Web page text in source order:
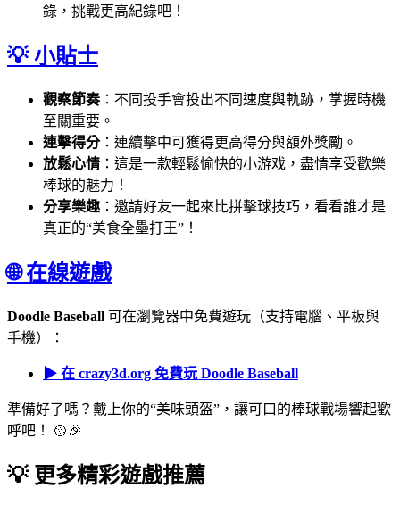
錄，挑戰更高紀錄吧！
💡 小貼士
觀察節奏：不同投手會投出不同速度與軌跡，掌握時機
至關重要。
連擊得分：連續擊中可獲得更高得分與額外獎勵。
放鬆心情 ：這是一款輕鬆愉快的小游戏，盡情享受歡樂
棒球的魅力！
分享樂趣 ：邀請好友一起來比拼擊球技巧，看看誰才是
真正的“美食全壘打王”！
🌐 在線遊戲
Doodle Baseball 可在瀏覽器中免費遊玩（支持電腦、平板與
手機）：
▶ 在 crazy3d.org 免費玩 Doodle Baseball
準備好了嗎？戴上你的“美味頭盔”，讓可口的棒球戰場響起歡
呼吧！ 🥎🎉
💡 更多精彩遊戲推薦